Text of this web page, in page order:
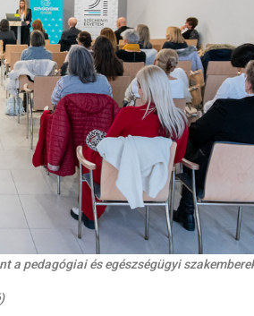
pedagógiai és egészségügyi